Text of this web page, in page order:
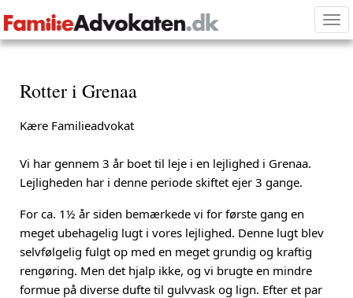
Rotter i Grenaa
Kære Familieadvokat
Vi har gennem 3 år boet til leje i en lejlighed i Grenaa.
Lejligheden har i denne periode skiftet ejer 3 gange.
For ca. 1½ år siden bemærkede vi for første gang en
meget ubehagelig lugt i vores lejlighed. Denne lugt blev
selvfølgelig fulgt op med en meget grundig og kraftig
rengøring. Men det hjalp ikke, og vi brugte en mindre
formue på diverse dufte til gulvvask og lign. Efter et par